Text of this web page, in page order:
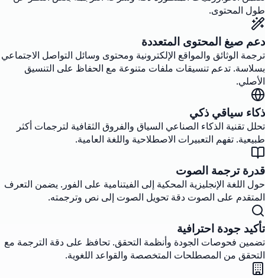
طول المحتوى.
دعم صيغ المحتوى المتعددة
ترجمة الوثائق والمواقع الإلكترونية ومحتوى وسائل التواصل الاجتماعي
بسلاسة. تدعم تنسيقات ملفات متنوعة مع الحفاظ على التنسيق
الأصلي.
ذكاء سياقي ذكي
تحلل تقنية الذكاء الصناعي السياق والفروق الثقافية لترجمات أكثر
طبيعية. تفهم التعبيرات الاصطلاحية واللغة العامية.
قدرة ترجمة الصوت
حول اللغة الإنجليزية المحكية إلى الفيتنامية على الفور. يضمن التعرف
المتقدم على الصوت دقة تحويل الصوت إلى نص وترجمته.
تأكيد جودة احترافية
تضمين فحوصات الجودة وأنظمة التحقق. تحافظ على دقة الترجمة مع
التحقق من المصطلحات المتخصصة والقواعد اللغوية.